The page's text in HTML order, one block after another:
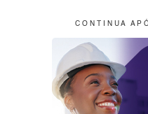
C O N T I N U A A P